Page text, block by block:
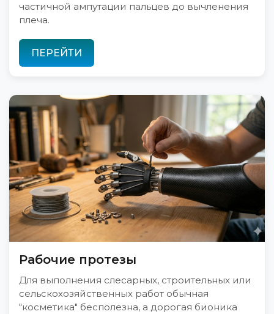
частичной ампутации пальцев до вычленения
плеча.
ПЕРЕЙТИ
Рабочие протезы
Для выполнения слесарных, строительных или
сельскохозяйственных работ обычная
"косметика" бесполезна, а дорогая бионика